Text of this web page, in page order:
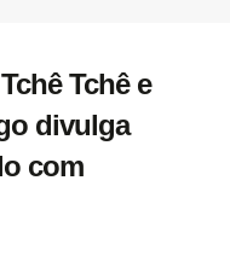
Tchê e
divulga
com